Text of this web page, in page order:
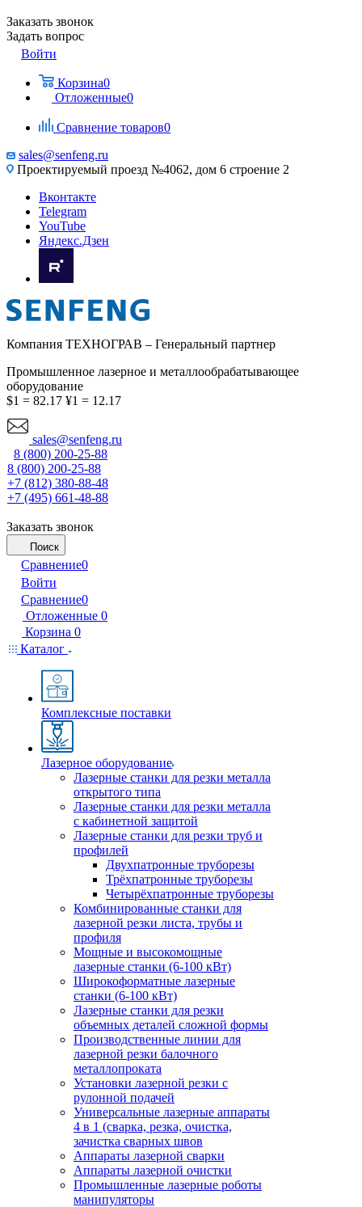
Заказать звонок
Задать вопрос
Войти
Корзина0
Отложенные0
Сравнение товаров0
sales@senfeng.ru
Проектируемый проезд №4062, дом 6 строение 2
Вконтакте
Telegram
YouTube
Яндекс.Дзен
Компания ТЕХНОГРАВ – Генеральный партнер
Промышленное лазерное и металлообрабатывающее
оборудование
$1 = 82.17 ¥1 = 12.17
sales@senfeng.ru
8 (800) 200-25-88
8 (800) 200-25-88
+7 (812) 380-88-48
+7 (495) 661-48-88
Заказать звонок
Поиск
Сравнение0
Войти
Сравнение0
Отложенные 0
Корзина 0
Каталог
Комплексные поставки
Лазерное оборудование
Лазерные станки для резки металла
открытого типа
Лазерные станки для резки металла
с кабинетной защитой
Лазерные станки для резки труб и
профилей
Двухпатронные труборезы
Трёхпатронные труборезы
Четырёхпатронные труборезы
Комбинированные станки для
лазерной резки листа, трубы и
профиля
Мощные и высокомощные
лазерные станки (6-100 кВт)
Широкоформатные лазерные
станки (6-100 кВт)
Лазерные станки для резки
объемных деталей сложной формы
Производственные линии для
лазерной резки балочного
металлопроката
Установки лазерной резки с
рулонной подачей
Универсальные лазерные аппараты
4 в 1 (сварка, резка, очистка,
зачистка сварных швов
Аппараты лазерной сварки
Аппараты лазерной очистки
Промышленные лазерные роботы
манипуляторы